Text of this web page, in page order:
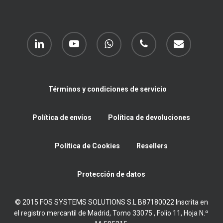
linkedin youtube whatsapp phone email
Términos y condiciones de servicio
Política de envíos Política de devoluciones
Política de Cookies Resellers
Protección de datos
© 2015 FOS SYSTEMS SOLUTIONS S.L B87180022 Inscrita en
el registro mercantil de Madrid, Tomo 33075 , Folio 11, Hoja N.º